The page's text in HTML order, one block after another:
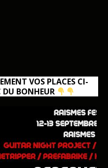
VOS PLACES CI-
DU BONHEUR